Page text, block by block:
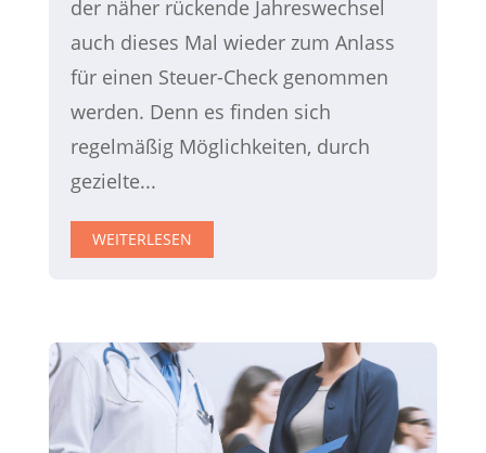
der näher rückende Jahreswechsel
auch dieses Mal wieder zum Anlass
für einen Steuer-Check genommen
werden. Denn es finden sich
regelmäßig Möglichkeiten, durch
gezielte...
WEITERLESEN